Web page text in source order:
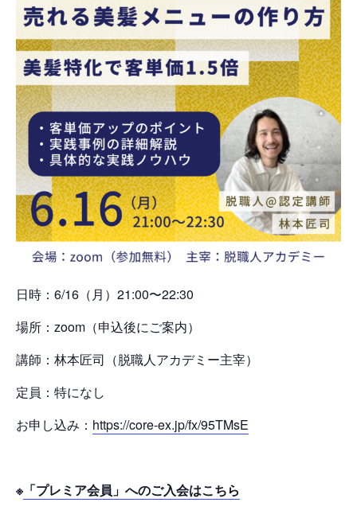
日時：6/16（月）21:00〜22:30
場所：zoom（申込後にご案内）
講師：林本匠司（脱職人アカデミー主宰）
定員：特になし
お申し込み： https://core-ex.jp/fx/95TMsE
※ 「プレミア会員」へのご入会はこちら